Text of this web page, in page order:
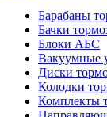
Барабаны
Бачки
Блоки АБС
Вакуумные
Диски
Колодки
Комплекты